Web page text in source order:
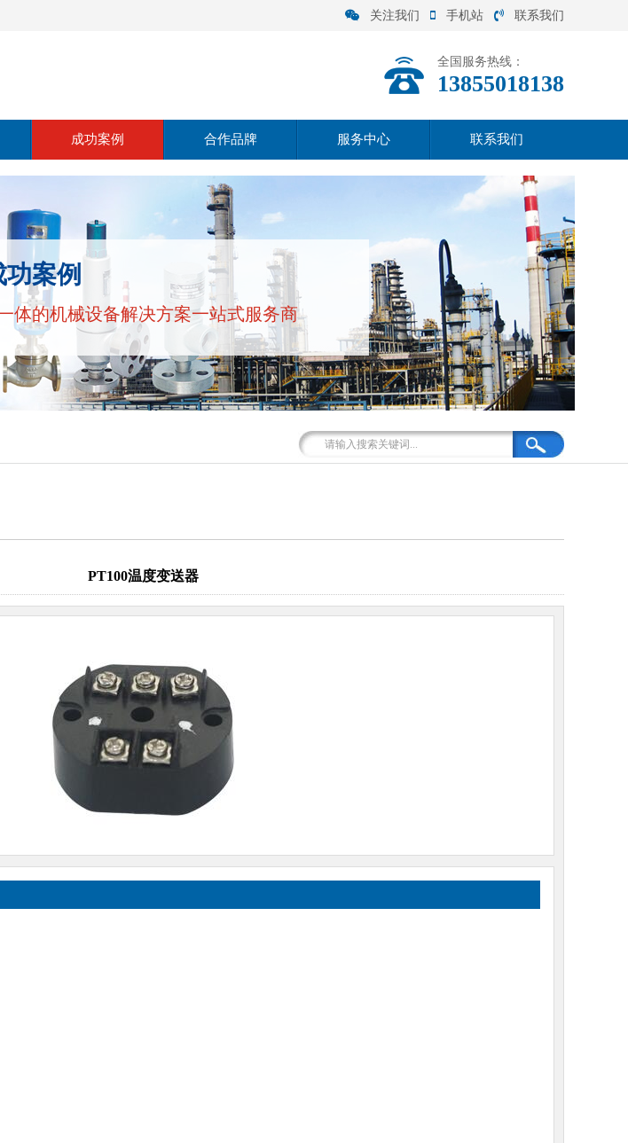
关注我们 手机站 联系我们
全国服务热线：
13855018138
成功案例
电线电缆
合作品牌 服务中心 联系我们
联系方式
功案例
体的机械设备解决方案一站式服务商
PT100温度变送器